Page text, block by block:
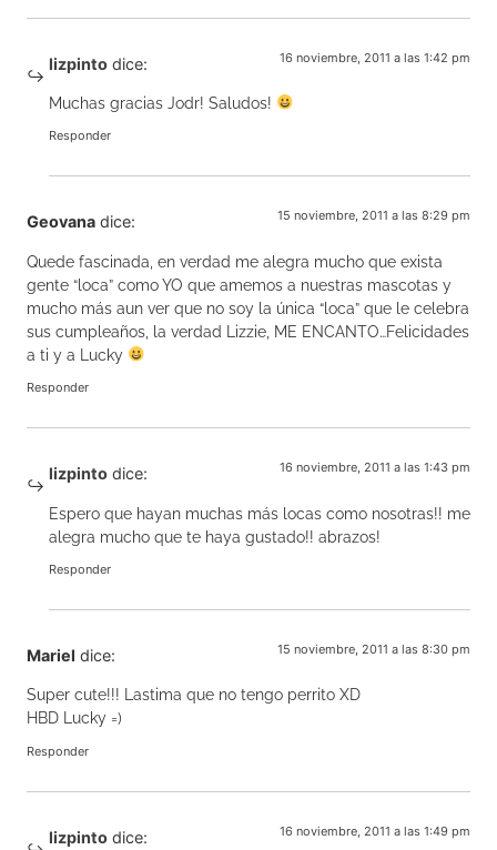
lizpinto dice: 16 noviembre, 2011 a las 1:42 pm
Muchas gracias Jodr! Saludos!
Responder
Geovana dice: 15 noviembre, 2011 a las 8:29 pm
Quede fascinada, en verdad me alegra mucho que exista
gente “loca” como YO que amemos a nuestras mascotas y
mucho más aun ver que no soy la única “loca” que le celebra
sus cumpleaños, la verdad Lizzie, ME ENCANTO…Felicidades
a ti y a Lucky
Responder
lizpinto dice: 16 noviembre, 2011 a las 1:43 pm
Espero que hayan muchas más locas como nosotras!! me
alegra mucho que te haya gustado!! abrazos!
Responder
Mariel dice: 15 noviembre, 2011 a las 8:30 pm
Super cute!!! Lastima que no tengo perrito XD
HBD Lucky =)
Responder
lizpinto dice: 16 noviembre, 2011 a las 1:49 pm